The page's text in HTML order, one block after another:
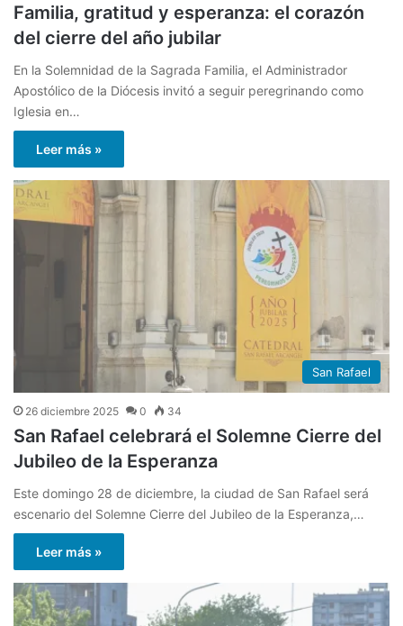
Familia, gratitud y esperanza: el corazón
del cierre del año jubilar
En la Solemnidad de la Sagrada Familia, el Administrador
Apostólico de la Diócesis invitó a seguir peregrinando como
Iglesia en…
Leer más »
San Rafael
26 diciembre 2025 0 34
San Rafael celebrará el Solemne Cierre del
Jubileo de la Esperanza
Este domingo 28 de diciembre, la ciudad de San Rafael será
escenario del Solemne Cierre del Jubileo de la Esperanza,…
Leer más »